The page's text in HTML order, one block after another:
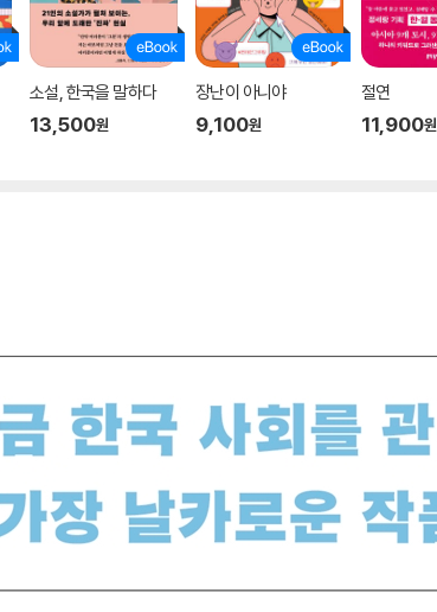
소설, 한국을 말하다
13,500원
장난이 아니야
9,100원
절연
11,900원